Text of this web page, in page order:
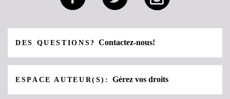
DES QUESTIONS?Contactez-nous!
ESPACE AUTEUR(S):Gérez vos droits